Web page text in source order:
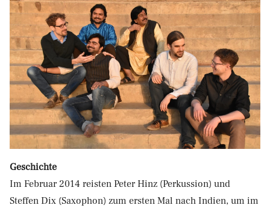
Geschichte
Im Februar 2014 reisten Peter Hinz (Perkussion) und
Steffen Dix (Saxophon) zum ersten Mal nach Indien, um im